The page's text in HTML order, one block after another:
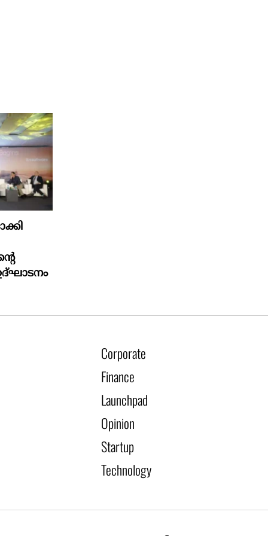
Corporate
Finance
Launchpad
Opinion
Startup
Technology